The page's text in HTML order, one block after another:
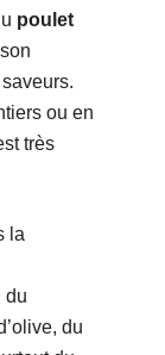
poulet
ou en
très
la
du
du